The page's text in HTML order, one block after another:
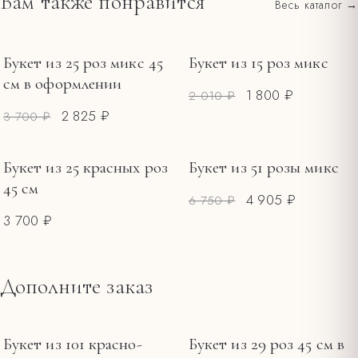
Все тарифы и зоны →
Держите букет вдали от прямого солнца, сквозняков и
Меняйте воду каждые 1–2 дня, обновляйте срез.
Весь каталог →
РАСПРОДАЖА
Букет из 25 роз микс 45
см в оформлении
3 700 ₽ 2 825 ₽
РАСПРОДАЖА
Букет из 15 роз микс
2 010 ₽ 1 800 ₽
Букет из 25 красных роз
45 см
3 700 ₽
РАСПРОДАЖА
Букет из 51 розы микс
6 750 ₽ 4 905 ₽
Дополните заказ
Букет из 101 красно-
Букет из 29 роз 45 см в